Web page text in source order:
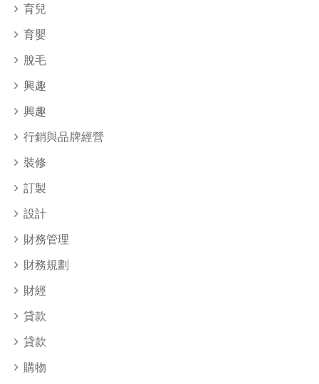
育兒
育嬰
脫毛
興趣
興趣
行銷與品牌經營
裝修
訂製
設計
財務管理
財務規劃
財經
貸款
貸款
購物